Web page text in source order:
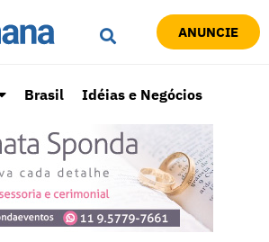
ANUNCIE
Brasil Idéias e Negócios